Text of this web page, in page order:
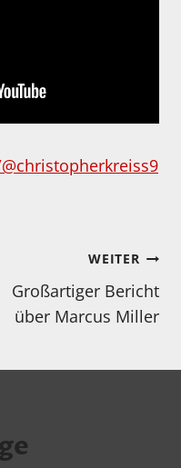
WEITER
Großartiger Bericht
über Marcus Miller